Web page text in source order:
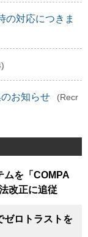
の対応につきま
お知らせ
(Recr
ムを「COMPA
改正に追従
ゼロトラストを